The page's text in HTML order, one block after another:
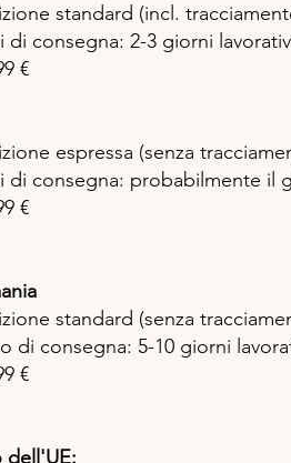
standard (incl.
di consegna: 2-3 giorni
€
espressa (senza
di consegna: probabilmente il
€
standard (senza
di consegna: 5-10 giorni
€
dell'UE: